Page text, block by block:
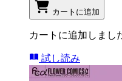
カートに追加
カートに追加しまし
試し読み